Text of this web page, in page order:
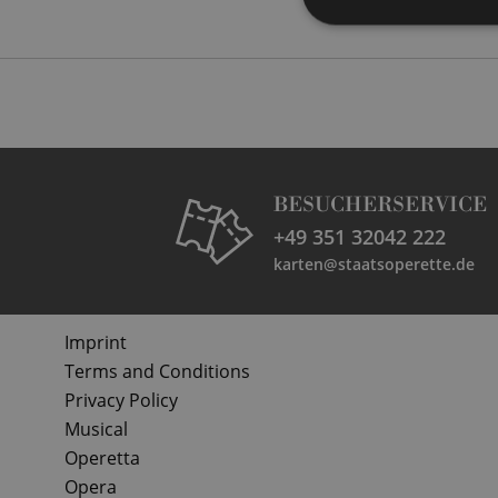
BESUCHERSERVICE
+49 351 32042 222
karten@staatsoperette.de
Imprint
Terms and Conditions
Privacy Policy
Musical
Operetta
Opera